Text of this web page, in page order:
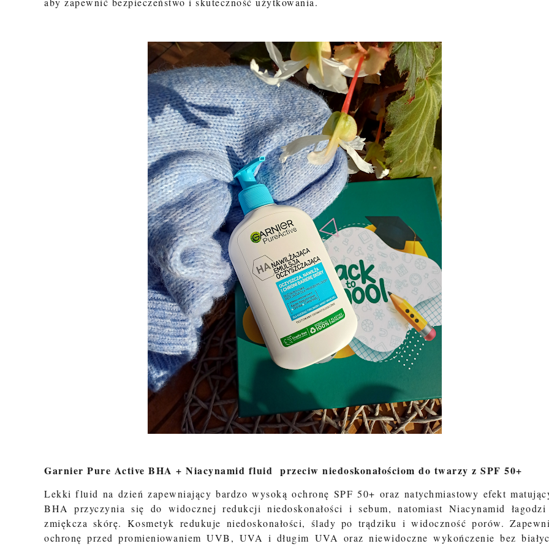
Garnier Pure Active BHA + Niacynamid fluid przeciw niedoskonałościom do twarzy z SPF 50+
Lekki fluid na dzień zapewniający bardzo wysoką ochronę SPF 50+ oraz natychmiastowy efekt
BHA przyczynia się do widocznej redukcji niedoskonałości i sebum, natomiast Niacynamid
zmiękcza skórę. Kosmetyk redukuje niedoskonałości, ślady po trądziku i widoczność porów.
ochronę przed promieniowaniem UVB, UVA i długim UVA oraz niewidoczne wykończenie bez